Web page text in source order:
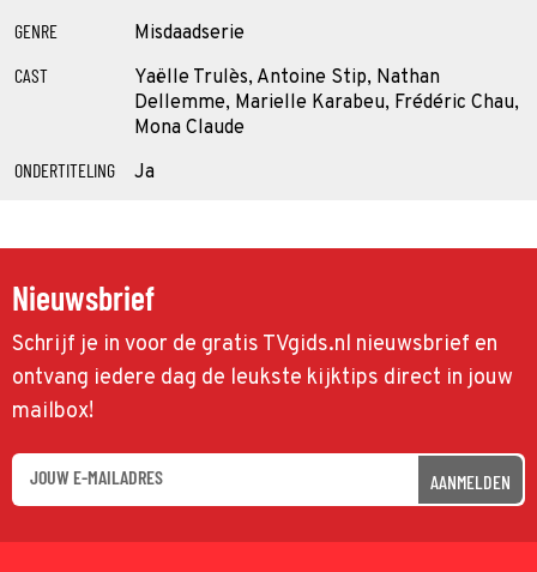
GENRE Misdaadserie
CAST
Yaëlle Trulès, Antoine Stip, Nathan
Dellemme, Marielle Karabeu, Frédéric Chau,
Mona Claude
ONDERTITELING Ja
Nieuwsbrief
Schrijf je in voor de gratis TVgids.nl nieuwsbrief en
ontvang iedere dag de leukste kijktips direct in jouw
mailbox!
AANMELDEN